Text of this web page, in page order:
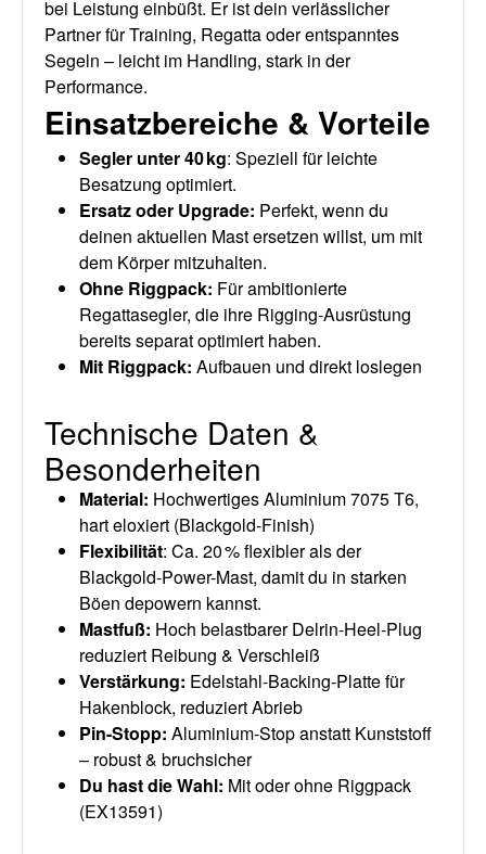
bei Leistung einbüßt. Er ist dein verlässlicher
Partner für Training, Regatta oder entspanntes
Segeln – leicht im Handling, stark in der
Performance.
Einsatzbereiche & Vorteile
Segler unter 40 kg: Speziell für leichte
Besatzung optimiert.
Ersatz oder Upgrade: Perfekt, wenn du
deinen aktuellen Mast ersetzen willst, um mit
dem Körper mitzuhalten.
Ohne Riggpack: Für ambitionierte
Regattasegler, die ihre Rigging-Ausrüstung
bereits separat optimiert haben.
Mit Riggpack: Aufbauen und direkt loslegen
Technische Daten &
Besonderheiten
Material: Hochwertiges Aluminium 7075 T6,
hart eloxiert (Blackgold-Finish)
Flexibilität: Ca. 20 % flexibler als der
Blackgold-Power-Mast, damit du in starken
Böen depowern kannst.
Mastfuß: Hoch belastbarer Delrin-Heel‑Plug
reduziert Reibung & Verschleiß
Verstärkung: Edelstahl‑Backing‑Platte für
Hakenblock, reduziert Abrieb
Pin-Stopp: Aluminium‑Stop anstatt Kunststoff
– robust & bruchsicher
Du hast die Wahl: Mit oder ohne Riggpack
(EX13591)